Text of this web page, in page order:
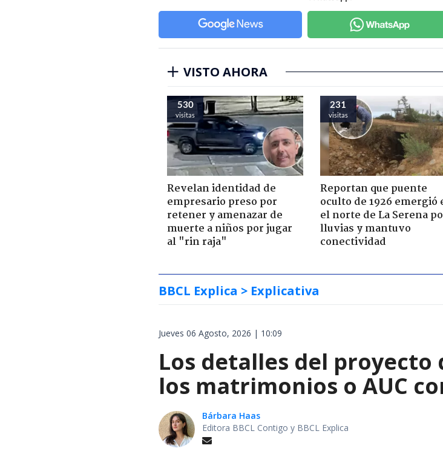
VISTO AHORA
530
visitas
Revelan identidad de
empresario preso por
retener y amenazar de
muerte a niños por jugar
al "rin raja"
231
visitas
Reportan que puente
oculto de 1926 emergió
el norte de La Serena
lluvias y mantuvo
conectividad
BBCL Explica > Explicativa
Jueves 06 Agosto, 2026 | 10:09
Los detalles del
los matrimonios o AUC
Bárbara Haas
Editora BBCL Contigo y BBCL Explica